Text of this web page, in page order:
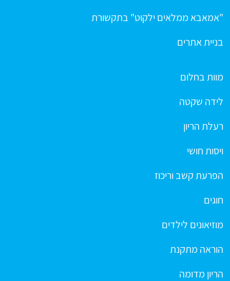
"אמאבא ממלאים ילקוט" בתקשורת
בניית אתרים
מוות בחלום
לידה שקטה
רעלת הריון
ויסות חושי
הפרעת קשב וריכוז
חוגים
מוזיאונים לילדים
הוראה מתקנת
הריון מדומה